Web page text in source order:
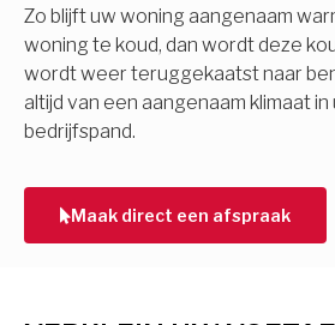
Zo blijft uw woning aangenaam
woning te koud, dan wordt deze
wordt weer teruggekaatst naar
altijd van een aangenaam klimaat
bedrijfspand.
Maak direct een afspraak